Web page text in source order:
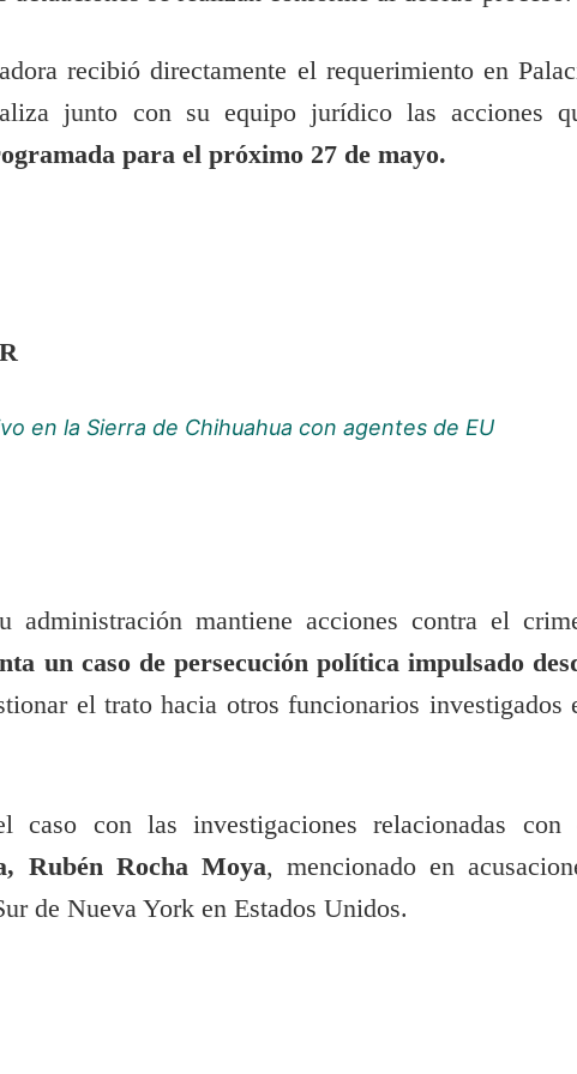
recibió directamente el requerimiento en
junto con su equipo jurídico las acciones
para el próximo 27 de mayo.
en la Sierra de Chihuahua con agentes de EU
administración mantiene acciones contra el
un caso de persecución política impulsado
el trato hacia otros funcionarios investigados
caso con las investigaciones relacionadas con
Rubén Rocha Moya, mencionado en
de Nueva York en Estados Unidos.